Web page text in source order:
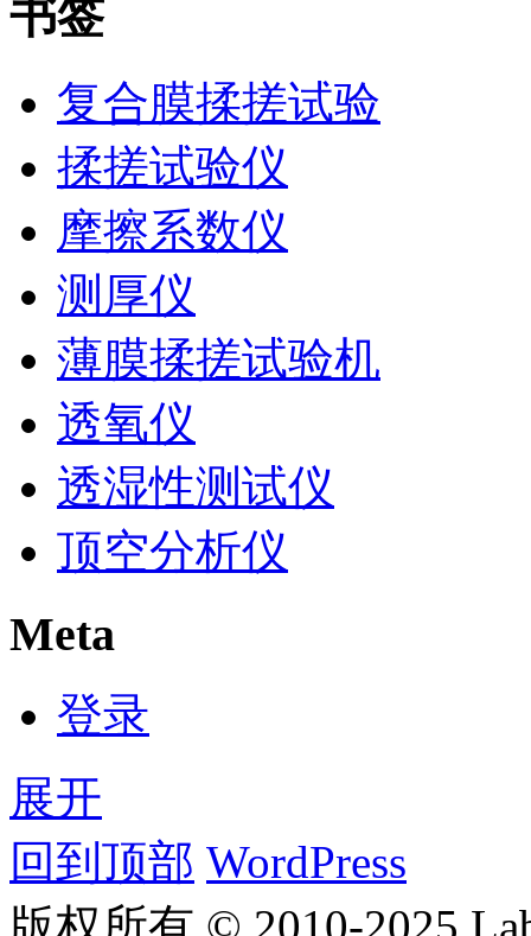
书签
复合膜揉搓试验
揉搓试验仪
摩擦系数仪
测厚仪
薄膜揉搓试验机
透氧仪
透湿性测试仪
顶空分析仪
Meta
登录
展开
回到顶部 WordPress